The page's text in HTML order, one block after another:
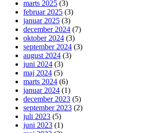
marts 2025 (3)
februar 2025 (3)
januar 2025 (3)
december 2024 (7)
oktober 2024 (3)
september 2024 (3)
august 2024 (3)
juni 2024 (3)
maj 2024 (5)
marts 2024 (6)
januar 2024 (1)
december 2023 (5)
september 2023 (2)
juli 2023 (5)
juni 2023 (1)